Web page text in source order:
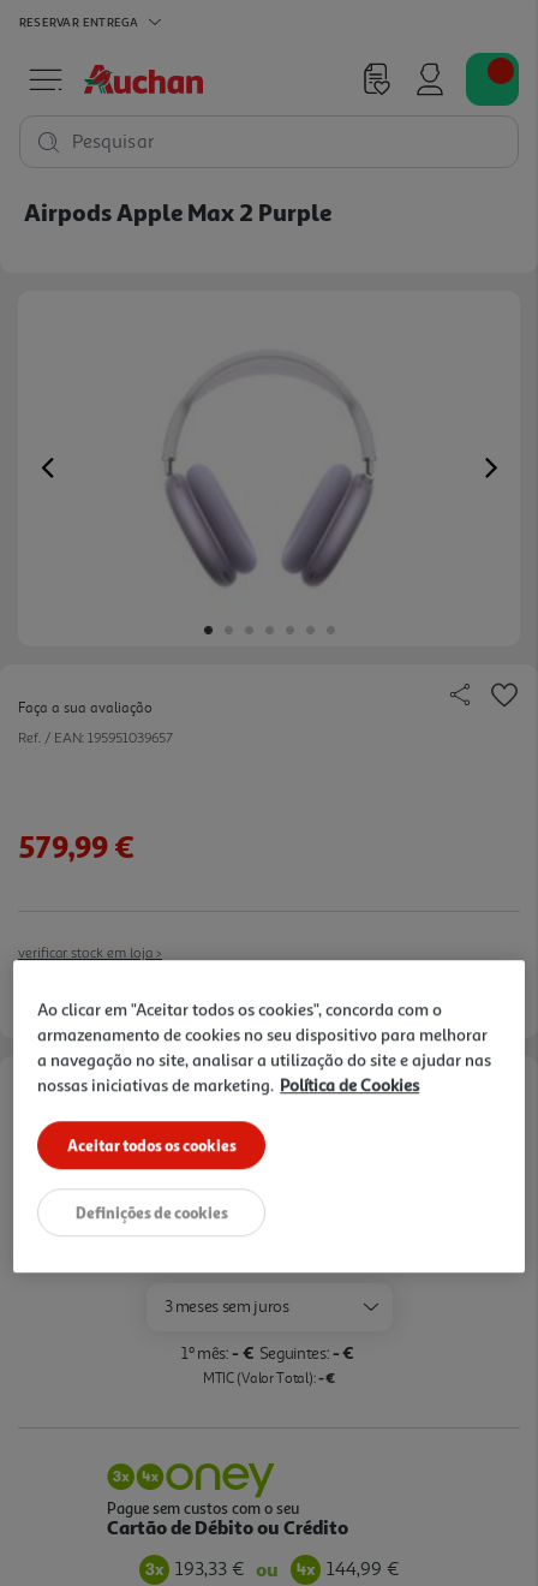
RESERVAR ENTREGA
Pesquisar
Airpods Apple Max 2 Purple
Previous
Faça a sua avaliação
Ref. / EAN: 195951039657
579,99 €
verificar stock em loja >
Opções de Financiamento
TAEG: 18,4%
Pague com o seu
Cartão Oney Auchan
saiba mais >
3 meses sem juros
1º mês:- € Seguintes:- €
MTIC (Valor Total):- €
Pague sem custos com o seu
Cartão de Débito ou Crédito
193,33 € ou 144,99 €
Ao clicar em "Aceitar todos os cookies", concorda com o
armazenamento de cookies no seu dispositivo para melhorar
a navegação no site, analisar a utilização do site e ajudar nas
nossas iniciativas de marketing. Política de Cookies
Aceitar todos os cookies
Definições de cookies